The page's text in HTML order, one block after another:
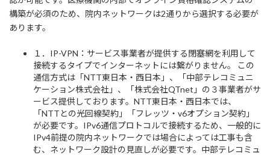
構築が必須のため、院内ネットワークは2通りから選択する必要が
あります。
１．IP-VPN：サービス事業者が提供する閉塞網を利用して
接続するタイプでインターネットには繋がりません。 この
通信方式は「NTT東日本・西日本」、「中部テレコミュニ
ケーション株式会社」、「株式会社QTnet」の３事業者がサ
ービス提供しております。NTT東日本・西日本では、
「NTTとの光回線契約」「フレッツ・v6オプション契約」
が必要です。IPv6通信プロトコルで接続するため、一般的に
IPv4前提の院内ネットワークでは場合によっては工事も含
む、ネットワーク設計の見直しが必要です。中部テレコミュ